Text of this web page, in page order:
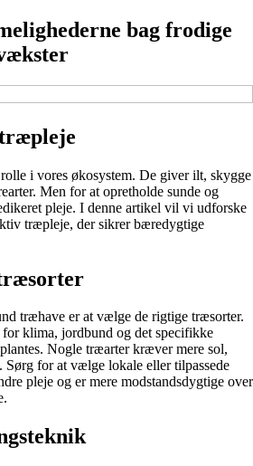
bag frodige
i vores økosystem. De giver ilt, skygge
Men for at opretholde sunde og
pleje. I denne artikel vil vi udforske
træpleje, der sikrer bæredygtige
træhave er at vælge de rigtige træsorter.
klima, jordbund og det specifikke
Nogle træarter kræver mere sol,
Sørg for at vælge lokale eller tilpassede
pleje og er mere modstandsdygtige over